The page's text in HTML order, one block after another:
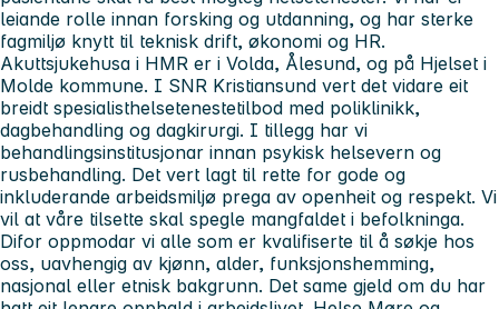
leiande rolle innan forsking og utdanning, og har sterke
fagmiljø knytt til teknisk drift, økonomi og HR.
Akuttsjukehusa i HMR er i Volda, Ålesund, og på Hjelset i
Molde kommune. I SNR Kristiansund vert det vidare eit
breidt spesialisthelsetenestetilbod med poliklinikk,
dagbehandling og dagkirurgi. I tillegg har vi
behandlingsinstitusjonar innan psykisk helsevern og
rusbehandling. Det vert lagt til rette for gode og
inkluderande arbeidsmiljø prega av openheit og respekt. Vi
vil at våre tilsette skal spegle mangfaldet i befolkninga.
Difor oppmodar vi alle som er kvalifiserte til å søkje hos
oss, uavhengig av kjønn, alder, funksjonshemming,
nasjonal eller etnisk bakgrunn. Det same gjeld om du har